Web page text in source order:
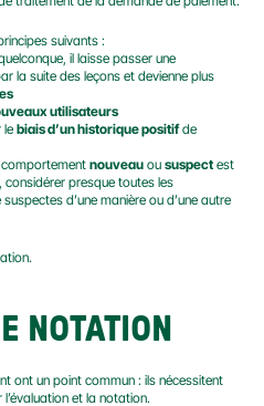
suivants :
il laisse passer une
la suite des leçons et devienne plus
utilisateurs
le biais d’un historique positif de
nouveau ou suspect est
presque toutes les
d’une manière ou d’une autre
NOTATION
ont un point commun : ils nécessitent
et la notation.